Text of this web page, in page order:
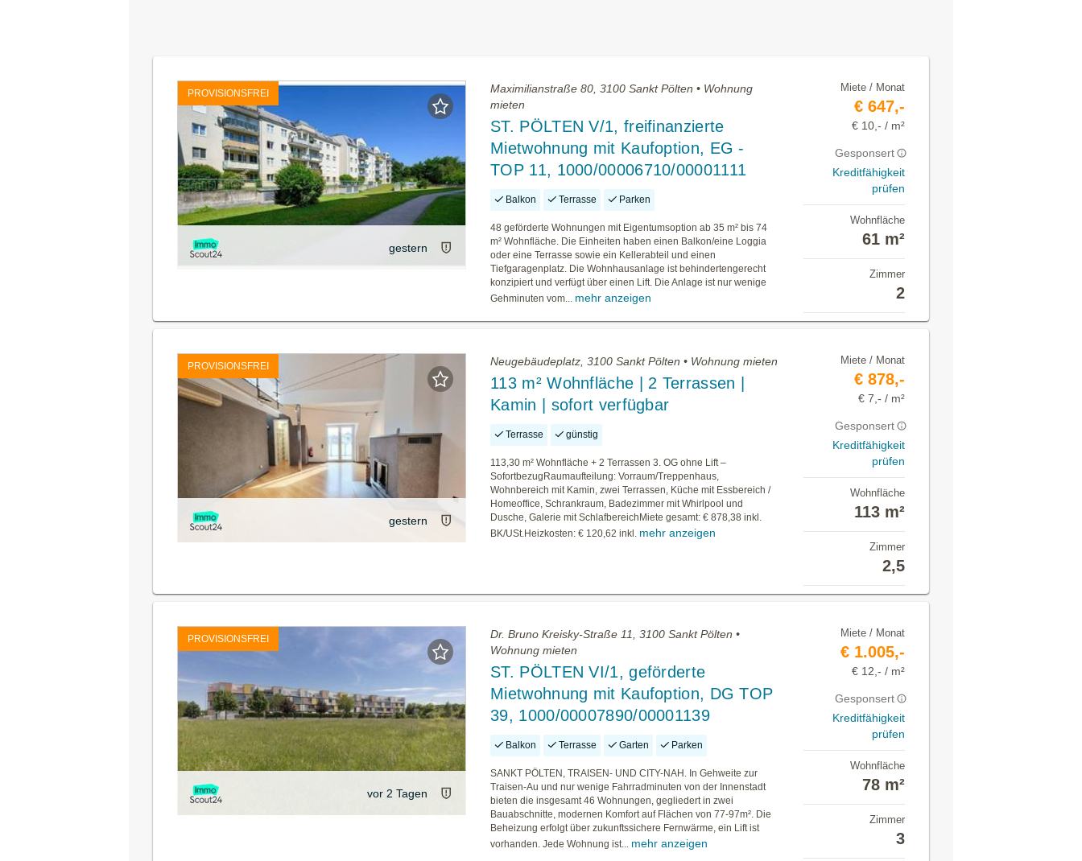
PROVISIONSFREI
gestern
Maximilianstraße 80, 3100 Sankt Pölten • Wohnung
mieten
ST. PÖLTEN V/1, freifinanzierte
Mietwohnung mit Kaufoption, EG -
TOP 11, 1000/00006710/00001111
Balkon Terrasse Parken
48 geförderte Wohnungen mit Eigentumsoption ab 35 m² bis 74
m² Wohnfläche. Die Einheiten haben einen Balkon/eine Loggia
oder eine Terrasse sowie ein Kellerabteil und einen
Tiefgaragenplatz. Die Wohnhausanlage ist behindertengerecht
konzipiert und verfügt über einen Lift. Die Anlage ist nur wenige
Gehminuten vom... mehr anzeigen
Miete / Monat
€ 647,-
€ 10,- / m²
Gesponsert
Kreditfähigkeit
prüfen
Wohnfläche
61 m²
Zimmer
2
PROVISIONSFREI
gestern
Neugebäudeplatz, 3100 Sankt Pölten • Wohnung mieten
113 m² Wohnfläche | 2 Terrassen |
Kamin | sofort verfügbar
Terrasse günstig
113,30 m² Wohnfläche + 2 Terrassen 3. OG ohne Lift –
SofortbezugRaumaufteilung: Vorraum/Treppenhaus,
Wohnbereich mit Kamin, zwei Terrassen, Küche mit Essbereich /
Homeoffice, Schrankraum, Badezimmer mit Whirlpool und
Dusche, Galerie mit SchlafbereichMiete gesamt: € 878,38 inkl.
BK/USt.Heizkosten: € 120,62 inkl. mehr anzeigen
Miete / Monat
€ 878,-
€ 7,- / m²
Gesponsert
Kreditfähigkeit
prüfen
Wohnfläche
113 m²
Zimmer
2,5
PROVISIONSFREI
vor 2 Tagen
Dr. Bruno Kreisky-Straße 11, 3100 Sankt Pölten •
Wohnung mieten
ST. PÖLTEN VI/1, geförderte
Mietwohnung mit Kaufoption, DG TOP
39, 1000/00007890/00001139
Balkon Terrasse Garten Parken
SANKT PÖLTEN, TRAISEN- UND CITY-NAH. In Gehweite zur
Traisen-Au und nur wenige Fahrradminuten von der Innenstadt
bieten die insgesamt 46 Wohnungen, gegliedert in zwei
Bauabschnitte, modernen Komfort auf Flächen von 77-97m². Die
Beheizung erfolgt über zukunftssichere Fernwärme, ein Lift ist
vorhanden. Jede Wohnung ist... mehr anzeigen
Miete / Monat
€ 1.005,-
€ 12,- / m²
Gesponsert
Kreditfähigkeit
prüfen
Wohnfläche
78 m²
Zimmer
3